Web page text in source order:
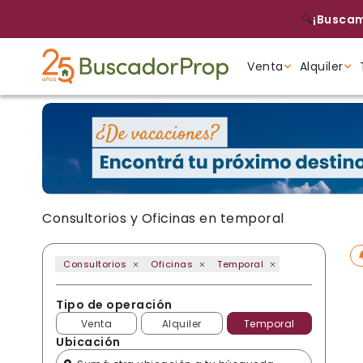
🔍
Venta
Tipo de propiedad
Alquiler
Tipo de propiedad
Tipo de propiedad
Consultorios y Oficinas en temporal
Consultorios Oficinas Temporal
Tipo de operación
Venta Alquiler Temporal
Ubicación